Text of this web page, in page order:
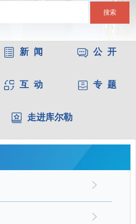
搜索
新 闻 公 开
互 动 专 题
走进库尔勒